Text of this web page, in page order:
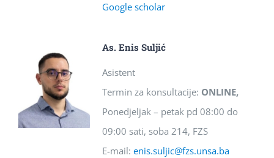
Google scholar
As. Enis Suljić
Asistent
Termin za konsultacije: ONLINE,
Ponedjeljak – petak pd 08:00 do
09:00 sati, soba 214, FZS
E-mail: enis.suljic@fzs.unsa.ba